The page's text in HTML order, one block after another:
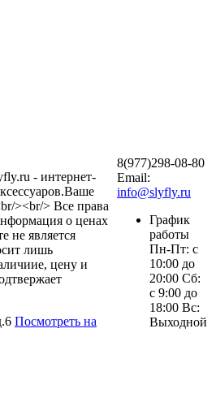
- интернет-
><br/> Все права
о ценах
не является
лишь
цену и
Посмотреть на
8(977)298-08-80
Email:
info@slyfly.ru
График
работы
Пн-Пт: с
10:00 до
20:00 Сб:
с 9:00 до
18:00 Вс:
Выходной